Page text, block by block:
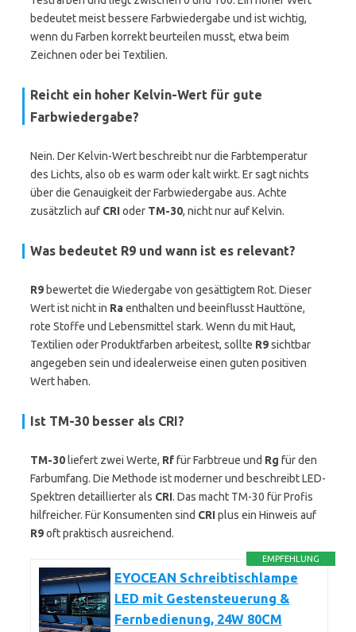
bedeutet meist bessere Farbwiedergabe und ist wichtig,
wenn du Farben korrekt beurteilen musst, etwa beim
Zeichnen oder bei Textilien.
Reicht ein hoher Kelvin-Wert für gute
Farbwiedergabe?
Nein. Der Kelvin-Wert beschreibt nur die Farbtemperatur
des Lichts, also ob es warm oder kalt wirkt. Er sagt nichts
über die Genauigkeit der Farbwiedergabe aus. Achte
zusätzlich auf CRIoder TM-30, nicht nur auf Kelvin.
Was bedeutet R9 und wann ist es relevant?
R9 bewertet die Wiedergabe von gesättigtem Rot. Dieser
Wert ist nicht in Raenthalten und beeinflusst Hauttöne,
rote Stoffe und Lebensmittel stark. Wenn du mit Haut,
Textilien oder Produktfarben arbeitest, sollte R9sichtbar
angegeben sein und idealerweise einen guten positiven
Wert haben.
Ist TM-30 besser als CRI?
TM-30 liefert zwei Werte, Rffür Farbtreue und Rg für den
Farbumfang. Die Methode ist moderner und beschreibt LED-
Spektren detaillierter als CRI. Das macht TM-30 für Profis
hilfreicher. Für Konsumenten sind CRIplus ein Hinweis auf
R9oft praktisch ausreichend.
EMPFEHLUNG
EYOCEAN Schreibtischlampe
LED mit Gestensteuerung &
Fernbedienung, 24W 80CM